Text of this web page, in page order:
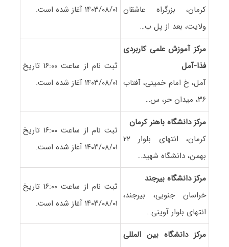
کرمان، بزرگراه عاشقان
ولایت، بعد از پل ب…
۱۴۰۳/۰۸/۰۱ آغاز شده است.
مرکز آموزش علمی کاربردی
فذا-آمل
آمل، خ امام خمینی، آفتاب
۳۶، میدان حر، س…
ثبت نام از ساعت ۱۶:۰۰ تاریخ
۱۴۰۳/۰۸/۰۱ آغاز شده است.
مرکز دانشگاه باهنر کرمان
کرمان، انتهای بلوار ۲۲
بهمن، دانشگاه شهید…
ثبت نام از ساعت ۱۶:۰۰ تاریخ
۱۴۰۳/۰۸/۰۱ آغاز شده است.
مرکز دانشگاه بیرجند
خراسان جنوبی، بیرجند،
انتهای بلوار آوینی…
ثبت نام از ساعت ۱۶:۰۰ تاریخ
۱۴۰۳/۰۸/۰۱ آغاز شده است.
مرکز دانشگاه بین المللی